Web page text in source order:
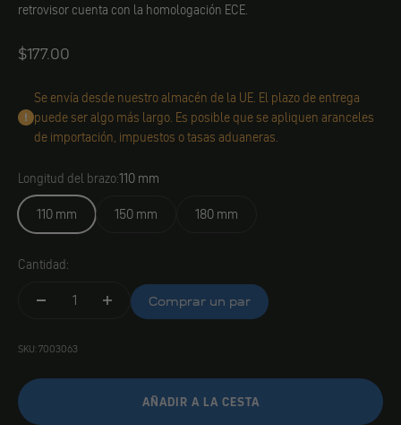
retrovisor cuenta con la homologación ECE.
Angebot
$177.00
Se envía desde nuestro almacén de la UE. El plazo de entrega
puede ser algo más largo. Es posible que se apliquen aranceles
de importación, impuestos o tasas aduaneras.
Longitud del brazo:110 mm
110 mm
150 mm 180 mm
Cantidad:
Comprar un par
SKU: 7003063
AÑADIR A LA CESTA